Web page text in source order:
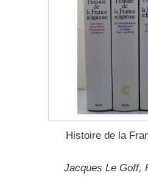
Histoire de la
Jacques Le Goff,